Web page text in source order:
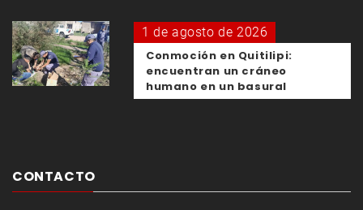
1 de agosto de 2026
Conmoción en Quitilipi:
encuentran un cráneo
humano en un basural
CONTACTO